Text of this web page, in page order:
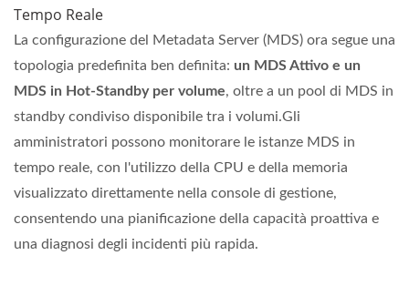
Tempo Reale
La configurazione del Metadata Server (MDS) ora segue una
topologia predefinita ben definita: un MDS Attivo e un
MDS in Hot-Standby per volume, oltre a un pool di MDS in
standby condiviso disponibile tra i volumi.Gli
amministratori possono monitorare le istanze MDS in
tempo reale, con l'utilizzo della CPU e della memoria
visualizzato direttamente nella console di gestione,
consentendo una pianificazione della capacità proattiva e
una diagnosi degli incidenti più rapida.